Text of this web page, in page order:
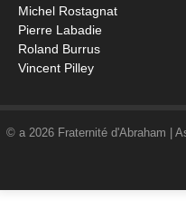
Michel Rostagnat
Pierre Labadie
Roland Burrus
Vincent Pilley
© a 2026 Fraternité d'Abraham |